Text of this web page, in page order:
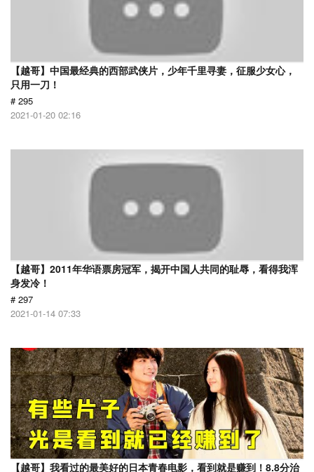
【越哥】中国最经典的西部武侠片，少年千里寻妻，征服少女心，
只用一刀！
# 295
2021-01-20 02:16
【越哥】2011年华语票房冠军，揭开中国人共同的耻辱，看得我浑
身发冷！
# 297
2021-01-14 07:33
【越哥】我看过的最美好的日本青春电影，看到就是赚到！8.8分治